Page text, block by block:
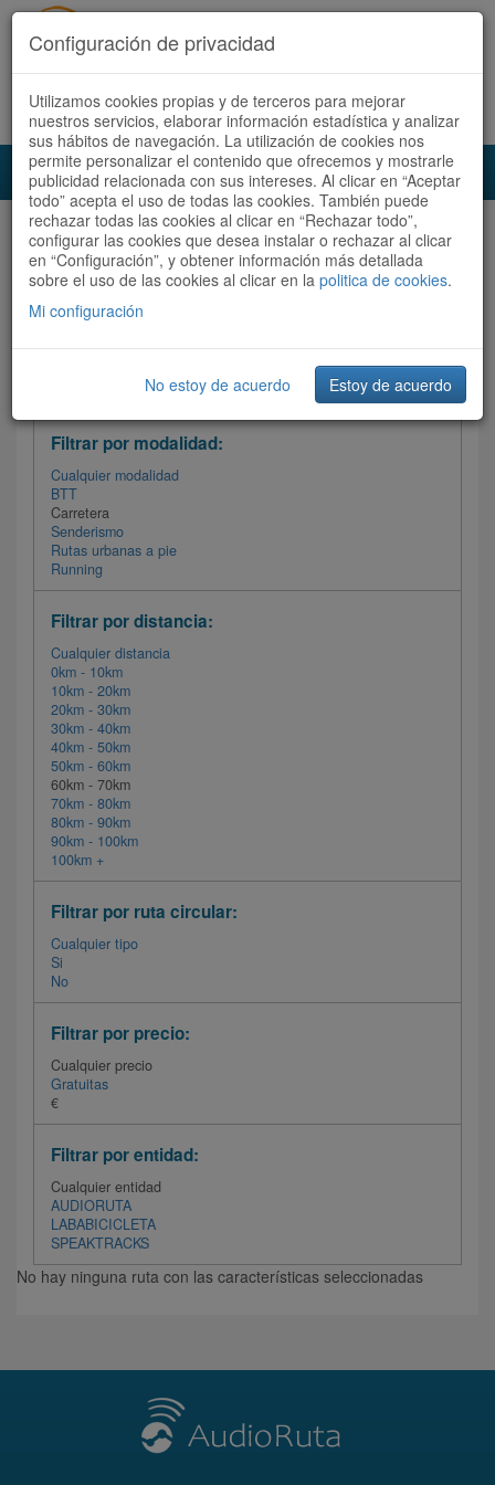
Acceder Registrate ahora Español | Català
Audioruta Todas las rutas
Todas las rutas Ordenar por:Más recientes
Filtrar las rutas
Filtrar por modalidad:
Cualquier modalidad
BTT
Carretera
Senderismo
Rutas urbanas a pie
Running
Filtrar por distancia:
Cualquier distancia
0km - 10km
10km - 20km
20km - 30km
30km - 40km
40km - 50km
50km - 60km
60km - 70km
70km - 80km
80km - 90km
90km - 100km
100km +
Filtrar por ruta circular:
Cualquier tipo
Si
No
Filtrar por precio:
Cualquier precio
Gratuitas
€
Filtrar por entidad:
Cualquier entidad
AUDIORUTA
LABABICICLETA
SPEAKTRACKS
No hay ninguna ruta con las características seleccionadas
Configuración de privacidad
Utilizamos cookies propias y de terceros para mejorar
nuestros servicios, elaborar información estadística y analizar
sus hábitos de navegación. La utilización de cookies nos
permite personalizar el contenido que ofrecemos y mostrarle
publicidad relacionada con sus intereses. Al clicar en “Aceptar
todo” acepta el uso de todas las cookies. También puede
rechazar todas las cookies al clicar en “Rechazar todo”,
configurar las cookies que desea instalar o rechazar al clicar
en “Configuración”, y obtener información más detallada
sobre el uso de las cookies al clicar en la politica de cookies.
Mi configuración
No estoy de acuerdo Estoy de acuerdo